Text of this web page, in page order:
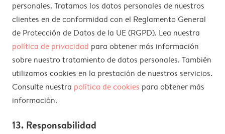
personales. Tratamos los datos personales de nuestros
clientes en de conformidad con el Reglamento General
de Protección de Datos de la UE (RGPD). Lea nuestra
política de privacidad para obtener más información
sobre nuestro tratamiento de datos personales. También
utilizamos cookies en la prestación de nuestros servicios.
Consulte nuestra política de cookies para obtener más
información.
13. Responsabilidad